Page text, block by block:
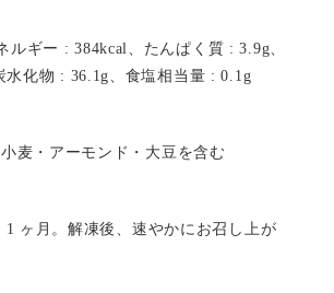
ルギー : 384kcal、たんぱく質 : 3.9g、
水化物 : 36.1g、食塩相当量 : 0.1g
麦・アーモンド・大豆を含む
1 ヶ月。解凍後、速やかにお召し上が